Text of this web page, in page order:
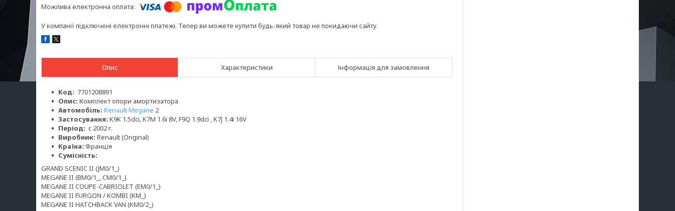
У компанії підключені електронні платежі. Тепер ви можете купити будь-який товар не покидаючи сайту.
Опис Характеристики Інформація для замовлення
Код: 7701208891
Опис: Комплект опори амортизатора
Автомобіль: Renault Megane 2
Застосування: K9K 1.5dci, K7M 1.6i 8V, F9Q 1.9dci , K7J 1.4i 16V
Період: c 2002 г.
Виробник: Renault (Original)
Країна: Франція
Сумісність:
GRAND SCENIC II (JM0/1_)
MEGANE II (BM0/1_, CM0/1_)
MEGANE II COUPE-CABRIOLET (EM0/1_)
MEGANE II FURGON / KOMBI (KM_)
MEGANE II HATCHBACK VAN (KM0/2_)